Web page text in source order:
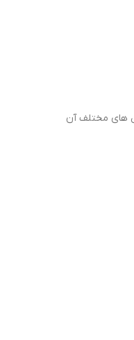
های مختلف آن